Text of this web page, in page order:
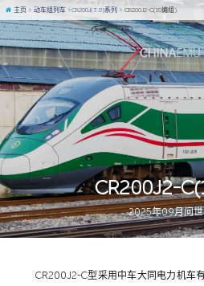
CR200J2-
2025年09月问
主页 动车组列车 CR200J(3.0)系列 CR200J2-C(18编组)
CR200J2-C型采用中车大同电力机车